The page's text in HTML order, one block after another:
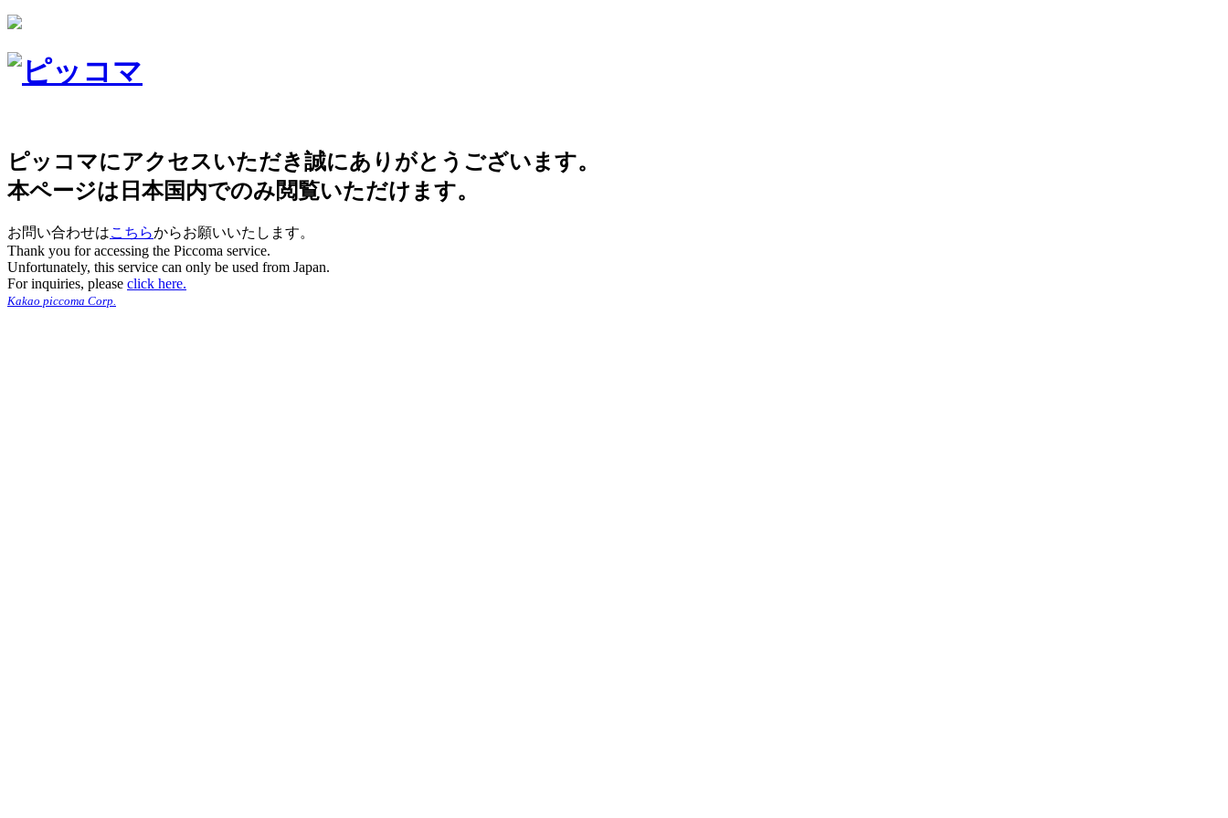
ピッコマにアクセスいただき誠にありがとうございます。
本ページは日本国内でのみ閲覧いただけます。
お問い合わせはこちらからお願いいたします。
Thank you for accessing the Piccoma service.
Unfortunately, this service can only be used from Japan.
For inquiries, please click here.
Kakao piccoma Corp.